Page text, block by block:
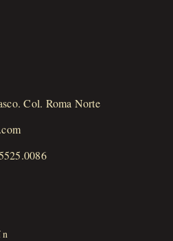
Col. Roma Norte